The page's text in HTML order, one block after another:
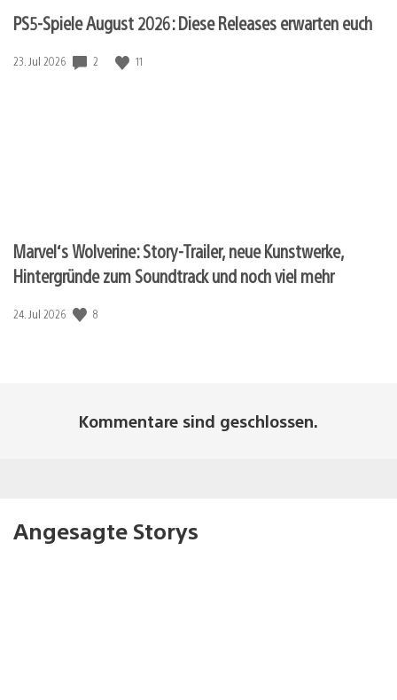
PS5-Spiele August 2026: Diese Releases erwarten euch
Veröffentlichungsdatum:
23. Jul 2026 2 11
Marvel‘s Wolverine: Story-Trailer, neue Kunstwerke,
Hintergründe zum Soundtrack und noch viel mehr
Veröffentlichungsdatum:
24. Jul 2026 8
Kommentare sind geschlossen.
Angesagte Storys